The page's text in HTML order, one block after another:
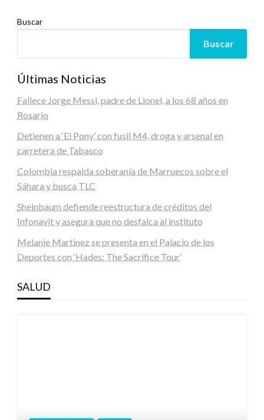
Buscar
Buscar
Últimas Noticias
Fallece Jorge Messi, padre de Lionel, a los 68 años en
Rosario
Detienen a ‘El Pony’ con fusil M4, droga y arsenal en
carretera de Tabasco
Colombia respalda soberanía de Marruecos sobre el
Sáhara y busca TLC
Sheinbaum defiende reestructura de créditos del
Infonavit y asegura que no desfalca al instituto
Melanie Martinez se presenta en el Palacio de los
Deportes con ‘Hades: The Sacrifice Tour’
SALUD